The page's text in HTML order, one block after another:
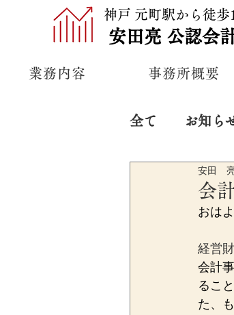
神戸 元町駅から徒歩
安田亮 公認会
業務内容 事務所概要
全て お知ら
プライベー
会
安田
おは
経営
会計
るこ
た、